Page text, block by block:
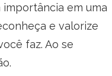
em uma
e valorize
faz. Ao se